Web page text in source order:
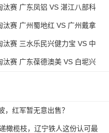
赛 广东凤铝 VS 湛江八部科
赛 广州蜀地红 VS 广州戴拿
赛 三水乐民兴健力宝 VS 中
赛 广东葆德澳美 VS 白坭兴
，红军暂无意出售？
橄榄枝，辽宁铁人这份认可最